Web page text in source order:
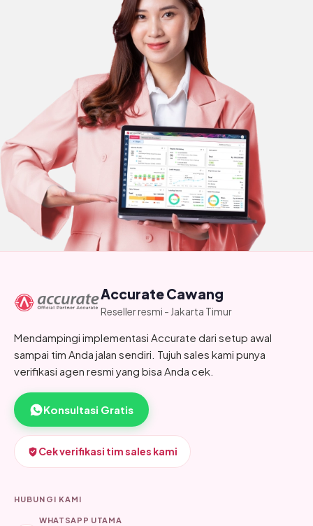
Accurate Cawang
Reseller resmi - Jakarta Timur
Mendampingi implementasi Accurate dari setup awal
sampai tim Anda jalan sendiri. Tujuh sales kami punya
verifikasi agen resmi yang bisa Anda cek.
Konsultasi Gratis
Cek verifikasi tim sales kami
HUBUNGI KAMI
WHATSAPP UTAMA